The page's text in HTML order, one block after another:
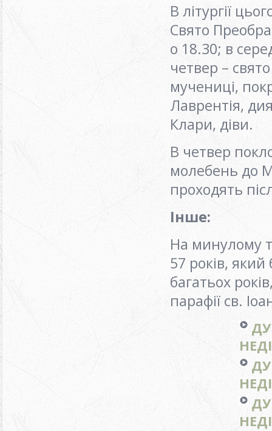
В літургії
Свято
о 18.30; в
четвер –
мучениці,
Лаврентія,
Клари, діви.
В четвер
молебень до
проходять
Інше:
На минулому
57 років,
багатьох
парафії св.